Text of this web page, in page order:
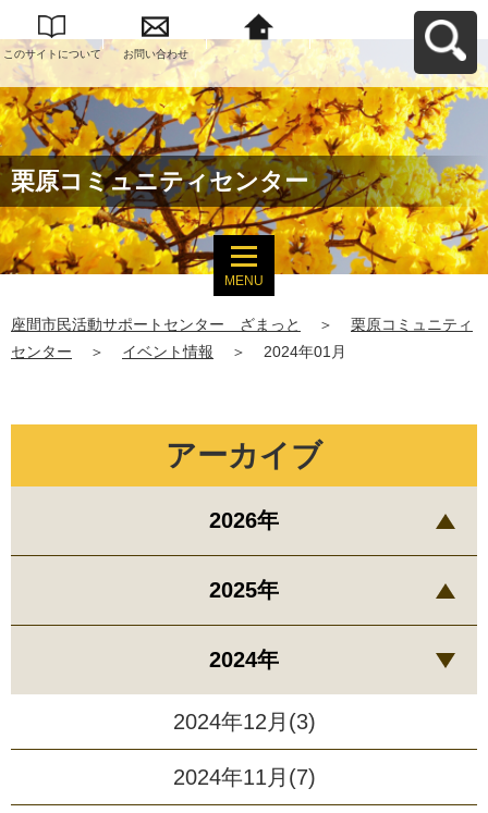
このサイトについて お問い合わせ
座間市民活動サポー
トセンター ざまっ
とへ戻る
栗原コミュニティセンター
MENU
座間市民活動サポートセンター ざまっと ＞
栗原コミュニティ
センター
＞ イベント情報 ＞ 2024年01月
アーカイブ
2026年
2025年
2024年
2024年12月(3)
2024年11月(7)